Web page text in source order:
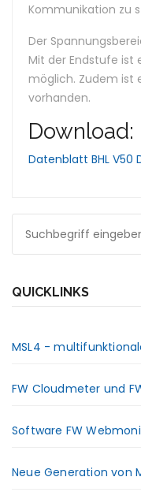
Kommunikation zu
Der
Mit der Endstufe ist
möglich. Zudem ist
vorhanden.
Download:
Datenblatt BHL V50
QUICKLINKS
MSL4 -
FW Cloudmeter und
Software FW
Neue Generation von